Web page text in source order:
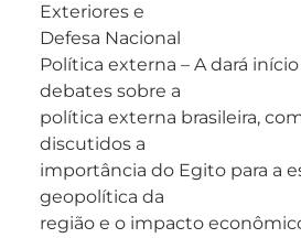
Exteriores e
Defesa Nacional
Política externa – A dará
debates sobre a
política externa brasileira,
discutidos a
importância do Egito para a
geopolítica da
região e o impacto